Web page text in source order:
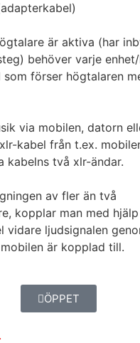
är aktiva (har
behöver varje
som förser högtalaren
via mobilen, datorn
kabel från t.ex.
kabelns två xlr-ändar.
av fler än två
kopplar man med
vidare ljudsignalen
är kopplad till.
ÖPPET
.